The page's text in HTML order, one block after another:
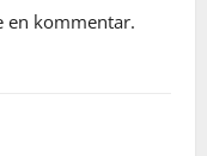
en kommentar.